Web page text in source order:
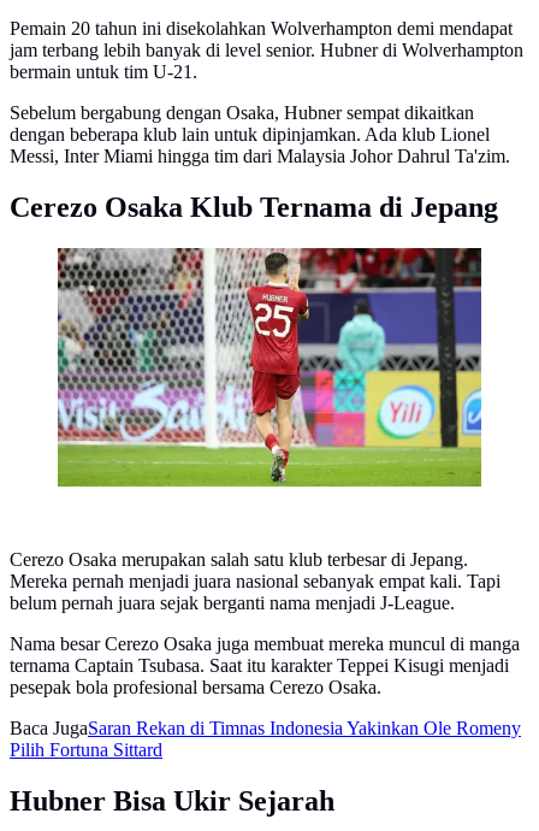
Pemain 20 tahun ini disekolahkan Wolverhampton demi mendapat
jam terbang lebih banyak di level senior. Hubner di Wolverhampton
bermain untuk tim U-21.
Sebelum bergabung dengan Osaka, Hubner sempat dikaitkan
dengan beberapa klub lain untuk dipinjamkan. Ada klub Lionel
Messi, Inter Miami hingga tim dari Malaysia Johor Dahrul Ta'zim.
Cerezo Osaka Klub Ternama di Jepang
Bek Timnas Indonesia, Justin Hubner.
(Bola.com/Dok.Instagram/Justin Hubner).
Cerezo Osaka merupakan salah satu klub terbesar di Jepang.
Mereka pernah menjadi juara nasional sebanyak empat kali. Tapi
belum pernah juara sejak berganti nama menjadi J-League.
Nama besar Cerezo Osaka juga membuat mereka muncul di manga
ternama Captain Tsubasa. Saat itu karakter Teppei Kisugi menjadi
pesepak bola profesional bersama Cerezo Osaka.
Baca JugaSaran Rekan di Timnas Indonesia Yakinkan Ole Romeny
Pilih Fortuna Sittard
Hubner Bisa Ukir Sejarah